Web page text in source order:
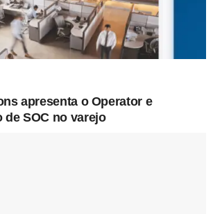
apresenta o Operator e
de SOC no varejo